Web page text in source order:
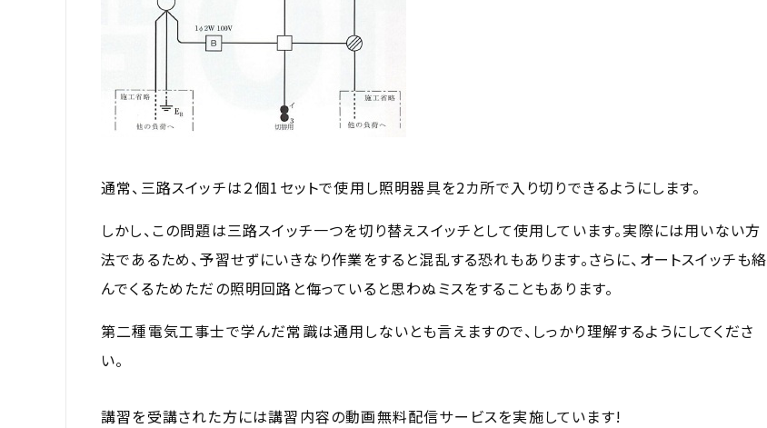
通常、三路スイッチは２個1セットで使用し照明器具を2カ所で入り切りできるようにします。
しかし、この問題は三路スイッチ一つを切り替えスイッチとして使用しています。実際には用いない方
法であるため、予習せずにいきなり作業をすると混乱する恐れもあります。さらに、オートスイッチも絡
んでくるためただの照明回路と侮っていると思わぬミスをすることもあります。
第二種電気工事士で学んだ常識は通用しないとも言えますので、しっかり理解するようにしてくださ
い。
講習を受講された方には講習内容の動画無料配信サービスを実施しています!